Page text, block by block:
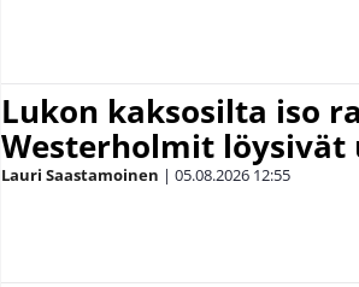
Lukon kaksosilta iso
Westerholmit löysivät
Lauri Saastamoinen | 05.08.2026 12:55